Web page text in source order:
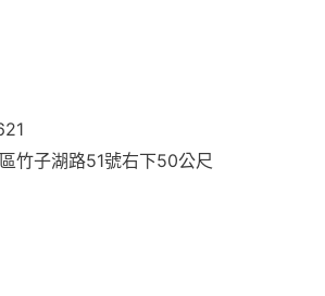
竹子湖路51號右下50公尺